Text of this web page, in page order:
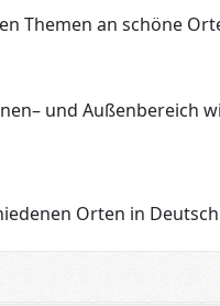
Themen an schöne
und Außenbereich
Orten in